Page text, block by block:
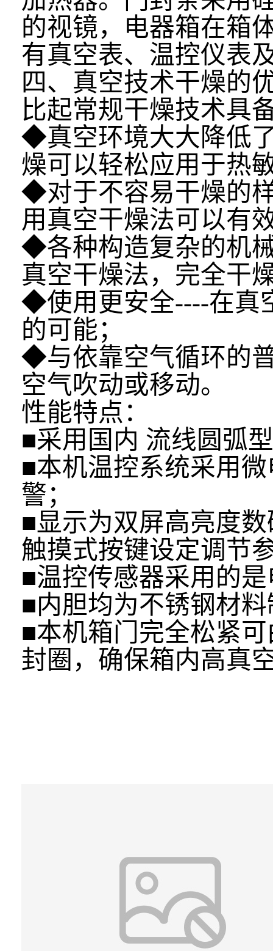
的视镜，电器箱在箱
有真空表、温控仪表
四、真空技术干燥的
比起常规干燥技术具
◆真空环境大大降低
燥可以轻松应用于热
◆对于不容易干燥的
用真空干燥法可以有
◆各种构造复杂的机
真空干燥法，完全干
◆使用更安全----在真
的可能；
◆与依靠空气循环的
空气吹动或移动。
性能特点：
■采用国内 流线圆弧
■本机温控系统采用
警；
■显示为双屏高亮度
触摸式按键设定调节
■温控传感器采用的
■内胆均为不锈钢材
■本机箱门完全松紧
封圈，确保箱内高真